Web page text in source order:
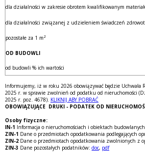
dla działalności w zakresie obrotem kwalifikowanym
dla działalności związanej z udzieleniem świadczeń
pozostałe za 1 m 2
OD BUDOWLI
od budowli % ich wartości
Informujemy, iż w roku 2026 obowiązywać będzie
2025 r. w sprawie zwolnień od podatku od nieruchomości
2025 r. poz. 4678). KLIKNIJ ABY POBRAĆ
OBOWIĄZUJĄCE DRUKI - PODATEK OD
Osoby fizyczne:
IN-1 Informacja o nieruchomościach i obiektach
ZIN-1 Dane o przedmiotach opodatkowania podlegających
ZIN-2 Dane o przedmiotach opodatkowania zwolnionych z
ZIN-3 Dane pozostałych podatników: doc, pdf